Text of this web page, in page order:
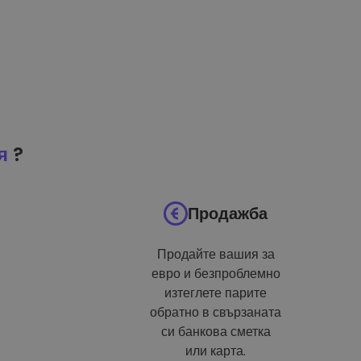
?
Продажба
Продайте вашия за
евро и безпроблемно
изтеглете парите
обратно в свързаната
си банкова сметка
или карта.